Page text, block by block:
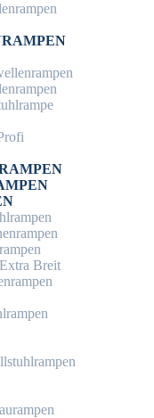
Breit